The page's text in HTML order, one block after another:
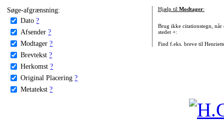
Søge-afgrænsning:
Dato ?
Afsender ?
Modtager ?
Brevtekst ?
Herkomst ?
Original Placering ?
Metatekst ?
Hjælp til Modtager:
Brug ikke citationstegn, når
stedet +:
Find f.eks. breve til